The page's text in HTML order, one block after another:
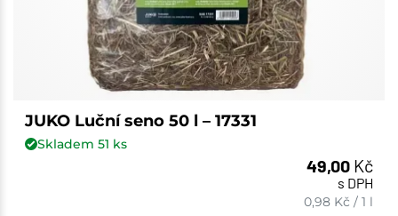
JUKO Luční seno 50 l – 17331
Skladem 51 ks
49,00 Kč
s DPH
0,98 Kč /1 l